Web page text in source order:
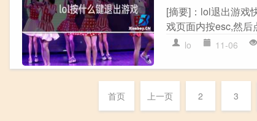
[摘要]：lol退出游戏
戏页面内按esc,然后
lo 11-06
首页 上一页 2 3